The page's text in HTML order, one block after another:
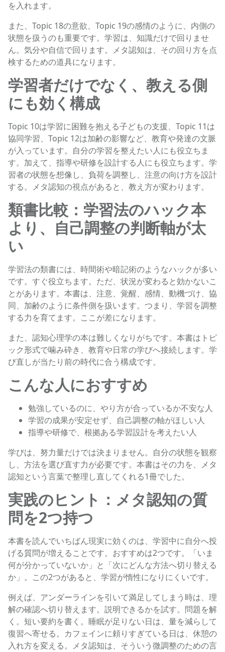
を入れます。
また、Topic 18の意欲、Topic 19の感情のように、内側の
状態を扱うのも重要です。学習は、知識だけで回りませ
ん。気分や自信で回ります。メタ認知は、その回り方を点
検するための道具になります。
学習者だけでなく、教える側
にも効く構成
Topic 10は学習に困難を抱える子どもの支援、Topic 11は
協同学習、Topic 12は加齢の影響など、教育や発達の文脈
が入っています。自分の学習を整えたい人にも役立ちま
す。加えて、指導や研修を設計する人にも役立ちます。学
習者の状態を想像し、負荷を調整し、注意の向け方を設計
する。メタ認知の視点があると、教え方が変わります。
類書比較：学習法のハック本
より、自己調整の判断軸が太
い
学習法の類書には、時間術や暗記術のようなハックが多い
です。すぐ役立ちます。ただ、状況が変わると効かないこ
とがあります。本書は、注意、覚醒、感情、動機づけ、協
同、加齢のように条件側を扱います。つまり、学習を調整
する力を育てます。ここが差になります。
また、認知心理学の本は難しくなりがちです。本書はトピ
ック形式で噛み砕き、教育や日常の学びへ接続します。学
び直しが当たり前の時代に合う構成です。
こんな人におすすめ
勉強しているのに、やり方が合っているか不安な人
学習の成果が安定せず、自己調整の軸がほしい人
指導や研修で、根拠ある学習設計を考えたい人
学びは、努力量だけでは決まりません。自分の状態を観察
し、方法を選び直す力が必要です。本書はその力を、メタ
認知という言葉で整理し直してくれる1冊でした。
実践のヒント：メタ認知の質
問を2つ持つ
本書を読んでいちばん現実に効くのは、学習中に自分へ投
げる質問が増えることです。おすすめは2つです。「いま
何が分かっていないか」と「次にどんな方法へ切り替える
か」。この2つがあると、学習が惰性になりにくいです。
例えば、アンダーラインを引いて満足してしまう時は、理
解の確認へ切り替えます。説明できるかを試す。問題を解
く。短い要約を書く。睡眠が足りない日は、量を減らして
復習へ寄せる。カフェインに頼りすぎている日は、休憩の
入れ方を変える。メタ認知は、そういう微調整のための言